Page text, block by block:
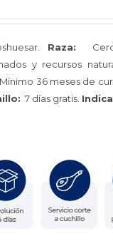
Raza:
y recursos
Mínimo 36 meses de
7 días gratis.